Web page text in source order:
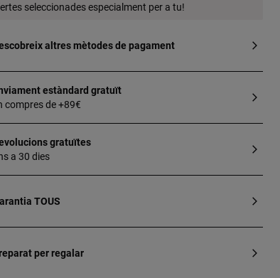
seleccionades especialment per a tu!
altres mètodes de pagament
estàndard gratuït
compres de +89€
gratuïtes
a 30 dies
TOUS
per regalar